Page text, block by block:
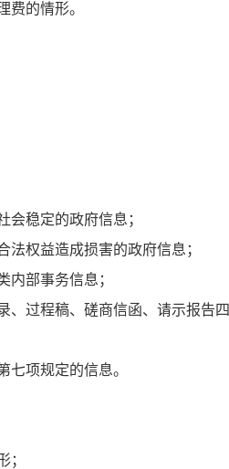
费的情形。
会稳定的政府信息；
法权益造成损害的政府信息；
内部事务信息；
过程稿、磋商信函、请示报告四
七项规定的信息。
；